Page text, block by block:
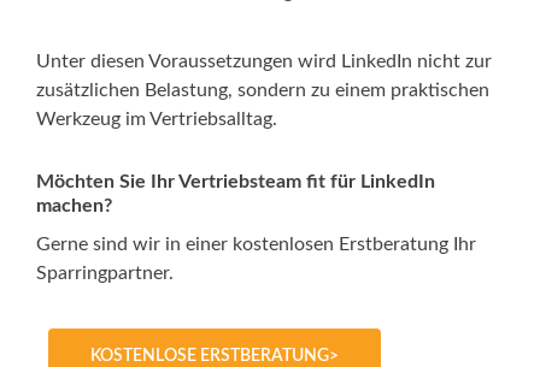
Unter diesen Voraussetzungen wird LinkedIn nicht zur
zusätzlichen Belastung, sondern zu einem praktischen
Werkzeug im Vertriebsalltag.
Möchten Sie Ihr Vertriebsteam fit für LinkedIn
machen?
Gerne sind wir in einer kostenlosen Erstberatung Ihr
Sparringpartner.
KOSTENLOSE ERSTBERATUNG>